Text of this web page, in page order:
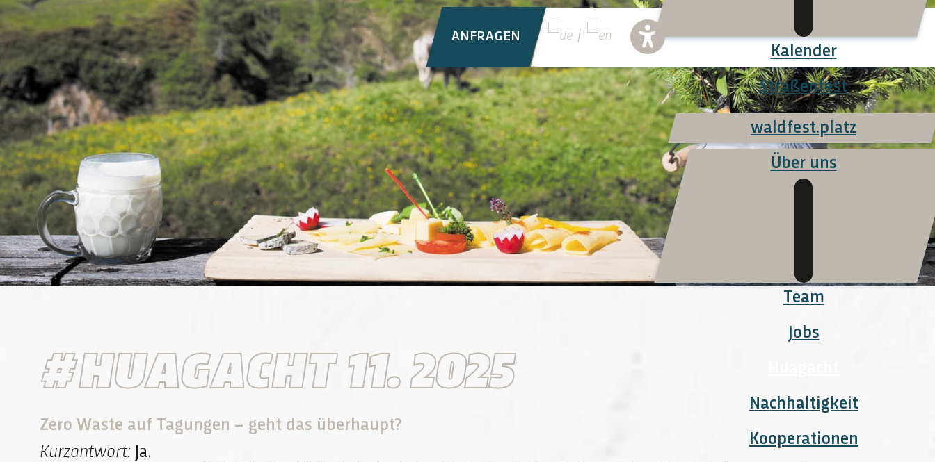
ANFRAGEN
Kalender
Straßenfest
waldfest.platz
Über uns
Team
Jobs
Nachhaltigkeit
Kooperationen
#HUAGACHT 11. 2025
Zero Waste auf Tagungen – geht das überhaupt?
Kurzantwort: Ja.